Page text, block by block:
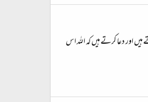
اور دعا کرتے ہیں کہ اللہ اس